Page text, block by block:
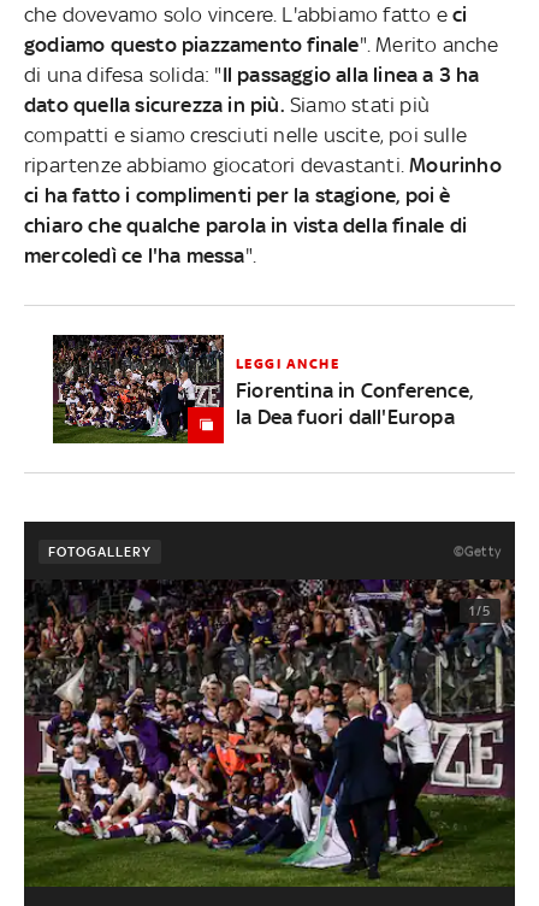
che dovevamo solo vincere. L'abbiamo fatto e ci
godiamo questo piazzamento finale". Merito anche
di una difesa solida: "Il passaggio alla linea a 3 ha
dato quella sicurezza in più. Siamo stati più
compatti e siamo cresciuti nelle uscite, poi sulle
ripartenze abbiamo giocatori devastanti.Mourinho
ci ha fatto i complimenti per la stagione, poi è
chiaro che qualche parola in vista della finale di
mercoledì ce l'ha messa".
LEGGI ANCHE
Fiorentina in Conference,
la Dea fuori dall'Europa
FOTOGALLERY ©Getty
1/5